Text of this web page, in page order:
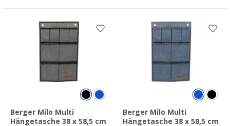
Berger Milo Multi
Hängetasche 38 x 58,5 cm
Berger Milo Multi
Hängetasche 38 x 58,5 cm